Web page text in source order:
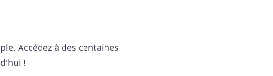
Accédez à des centaines
!